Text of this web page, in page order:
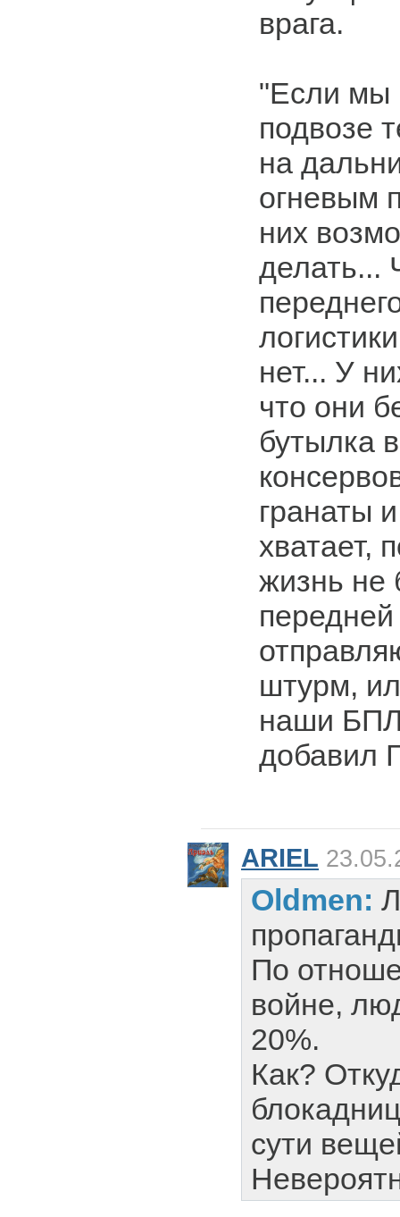
врага.
"Если мы
подвозе
на
огневым
них
делать...
нет... У
что они
бутылка
гранаты
хватает,
жизнь не
штурм,
наши
добавил
ARIEL
Oldmen:
По
войне,
20%.
Как?
сути